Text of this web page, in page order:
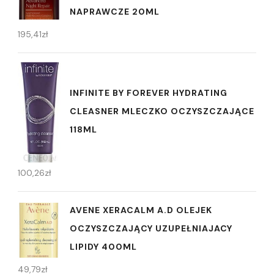
NAPRAWCZE 20ML
195,41zł
INFINITE BY FOREVER HYDRATING
CLEASNER MLECZKO OCZYSZCZAJĄCE
118ML
100,26zł
AVENE XERACALM A.D OLEJEK
OCZYSZCZAJĄCY UZUPEŁNIAJACY
LIPIDY 400ML
49,79zł